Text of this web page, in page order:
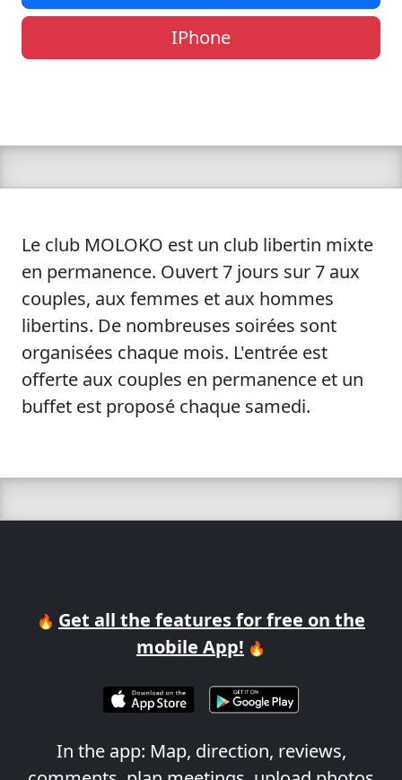
IPhone
Le club MOLOKO est un club libertin mixte
en permanence. Ouvert 7 jours sur 7 aux
couples, aux femmes et aux hommes
libertins. De nombreuses soirées sont
organisées chaque mois. L'entrée est
offerte aux couples en permanence et un
buffet est proposé chaque samedi.
🔥 Get all the features for free on the
mobile App! 🔥
In the app: Map, direction, reviews,